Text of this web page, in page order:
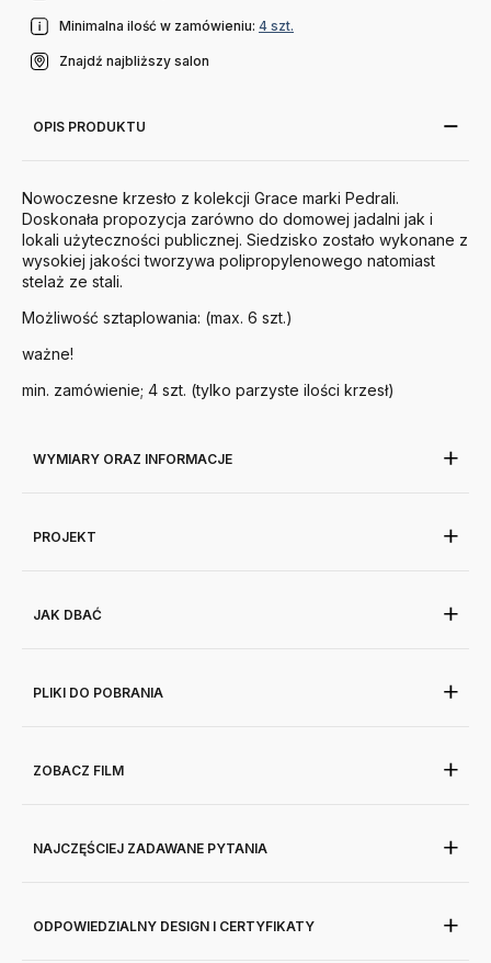
Minimalna ilość w zamówieniu: 4 szt.
Znajdź najbliższy salon
OPIS PRODUKTU
Nowoczesne krzesło z kolekcji Grace marki Pedrali.
Doskonała propozycja zarówno do domowej jadalni jak i
lokali użyteczności publicznej. Siedzisko zostało wykonane z
wysokiej jakości tworzywa polipropylenowego natomiast
stelaż ze stali.
Możliwość sztaplowania: (max. 6 szt.)
ważne!
min. zamówienie; 4 szt. (tylko parzyste ilości krzesł)
WYMIARY ORAZ INFORMACJE
PROJEKT
JAK DBAĆ
PLIKI DO POBRANIA
ZOBACZ FILM
NAJCZĘŚCIEJ ZADAWANE PYTANIA
ODPOWIEDZIALNY DESIGN I CERTYFIKATY